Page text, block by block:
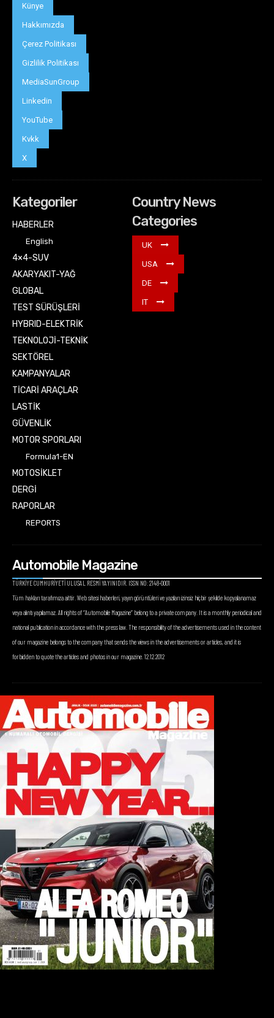
Künye
Hakkımızda
Çerez Politikası
Gizlilik Politikası
MediaSunGroup
Linkedin
YouTube
Kvkk
X
Kategoriler
HABERLER
English
4×4-SUV
AKARYAKIT-YAĞ
GLOBAL
TEST SÜRÜŞLERİ
HYBRID-ELEKTRİK
TEKNOLOJİ-TEKNİK
SEKTÖREL
KAMPANYALAR
TİCARİ ARAÇLAR
LASTİK
GÜVENLİK
MOTOR SPORLARI
Formula1-EN
MOTOSİKLET
DERGİ
RAPORLAR
REPORTS
Country News
Categories
UK
USA
DE
IT
Automobile Magazine
TÜRKİYE CUMHURİYETİ ULUSAL RESMİ YAYINIDIR. ISSN NO: 2148-0001
Tüm hakları tarafımıza aittir. Web sitesi haberleri, yayın görüntüleri ve yazıları izinsiz hiçbir şekilde kopyalanamaz
veya alıntı yapılamaz. All rights of “Automobile Magazine” belong to a private company. It is a monthly periodical and
national publication in accordance with the press law. The responsibility of the advertisements used in the content
of our magazine belongs to the company that sends the views in the advertisements or articles, and it is
forbidden to quote the articles and photos in our magazine. 12.12.2012